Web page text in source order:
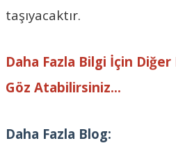
taşıyacaktır.
Daha Fazla Bilgi İçin Diğer
Göz Atabilirsiniz...
Daha Fazla Blog: